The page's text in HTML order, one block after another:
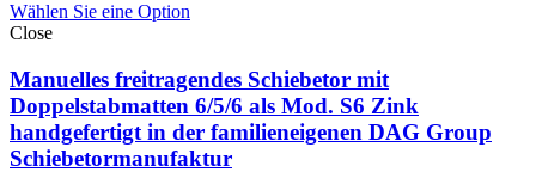
Wählen Sie eine Option
Close
Manuelles freitragendes Schiebetor mit
Doppelstabmatten 6/5/6 als Mod. S6 Zink
handgefertigt in der familieneigenen DAG Group
Schiebetormanufaktur